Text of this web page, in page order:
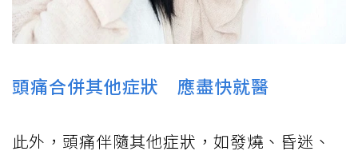
頭痛合併其他症狀 應盡快就醫
此外，頭痛伴隨其他症狀，如發燒、昏迷、